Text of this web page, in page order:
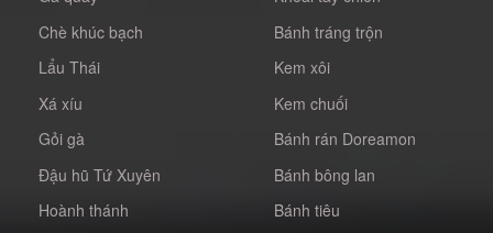
Chè khúc bạch
Lẩu Thái
Xá xíu
Gỏi gà
Đậu hũ Tứ Xuyên
Hoành thánh
Bánh tráng trộn
Kem xôi
Kem chuối
Bánh rán Doreamon
Bánh bông lan
Bánh tiêu